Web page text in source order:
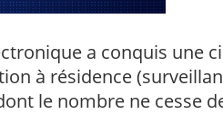
a conquis une
à résidence
le nombre ne cesse